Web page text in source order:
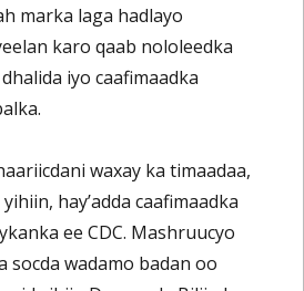
marka laga hadlayo
karo qaab nololeedka
iyo caafimaadka
waxay ka timaadaa,
hay’adda caafimaadka
ee CDC. Mashruucyo
socda wadamo badan oo